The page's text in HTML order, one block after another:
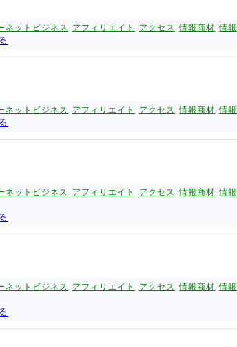
ネットビジネス アフィリエイト アクセス 情報商材 情
ネットビジネス アフィリエイト アクセス 情報商材 情
ネットビジネス アフィリエイト アクセス 情報商材 情
ネットビジネス アフィリエイト アクセス 情報商材 情